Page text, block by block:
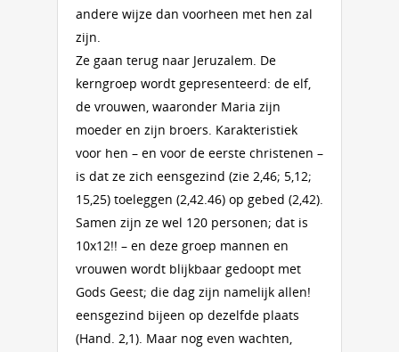
andere wijze dan voorheen met hen zal
zijn.
Ze gaan terug naar Jeruzalem. De
kerngroep wordt gepresenteerd: de elf,
de vrouwen, waaronder Maria zijn
moeder en zijn broers. Karakteristiek
voor hen – en voor de eerste christenen –
is dat ze zich eensgezind (zie 2,46; 5,12;
15,25) toeleggen (2,42.46) op gebed (2,42).
Samen zijn ze wel 120 personen; dat is
10x12!! – en deze groep mannen en
vrouwen wordt blijkbaar gedoopt met
Gods Geest; die dag zijn namelijk allen!
eensgezind bijeen op dezelfde plaats
(Hand. 2,1). Maar nog even wachten,